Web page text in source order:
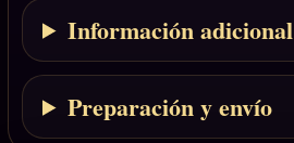
Información adicional
Preparación y envío